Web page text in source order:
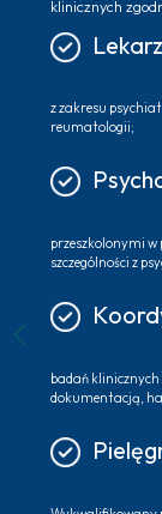
klinicznych
z zakresu
reumatologii;
przeszkolonymi
szczególności z
badań
dokumentacją,